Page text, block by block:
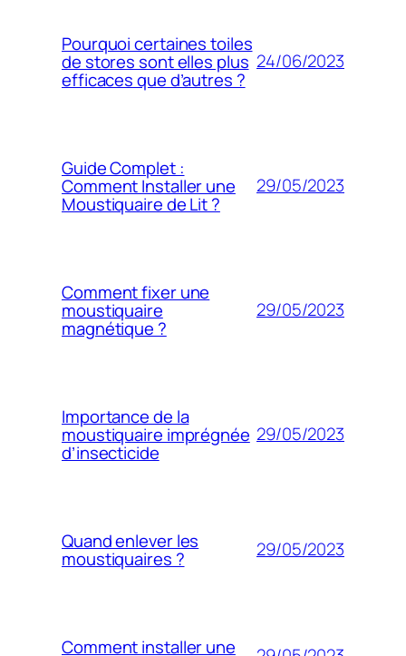
Pourquoi certaines toiles
de stores sont elles plus
efficaces que d’autres ?
24/06/2023
Guide Complet :
Comment Installer une
Moustiquaire de Lit ?
29/05/2023
Comment fixer une
moustiquaire
magnétique ?
29/05/2023
Importance de la
moustiquaire imprégnée
d’insecticide
29/05/2023
Quand enlever les
moustiquaires ? 29/05/2023
Comment installer une